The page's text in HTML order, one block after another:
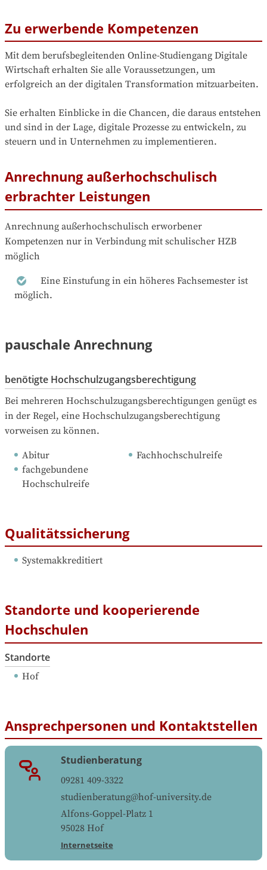
Zu erwerbende Kompetenzen
Mit dem berufsbegleitenden Online-Studiengang Digitale
Wirtschaft erhalten Sie alle Voraussetzungen, um
erfolgreich an der digitalen Transformation mitzuarbeiten.
Sie erhalten Einblicke in die Chancen, die daraus entstehen
und sind in der Lage, digitale Prozesse zu entwickeln, zu
steuern und in Unternehmen zu implementieren.
Anrechnung außerhochschulisch
erbrachter Leistungen
Anrechnung außerhochschulisch erworbener
Kompetenzen nur in Verbindung mit schulischer HZB
möglich
Eine Einstufung in ein höheres Fachsemester ist
möglich.
pauschale Anrechnung
benötigte Hochschulzugangsberechtigung
Bei mehreren Hochschulzugangsberechtigungen genügt es
in der Regel, eine Hochschulzugangsberechtigung
vorweisen zu können.
Abitur
Fachhochschulreife
fachgebundene
Hochschulreife
Qualitätssicherung
Systemakkreditiert
Standorte und kooperierende
Hochschulen
Standorte
Hof
Ansprechpersonen und Kontaktstellen
Studienberatung
09281 409-3322
studienberatung@hof-university.de
Alfons-Goppel-Platz 1
95028 Hof
Internetseite